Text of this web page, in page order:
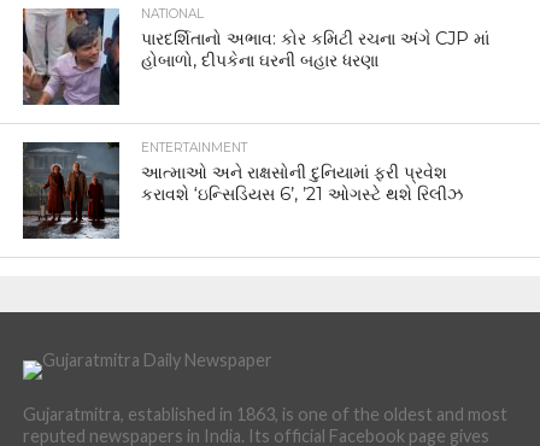
NATIONAL
પારદર્શિતાનો અભાવ: કોર કમિટી રચના અંગે CJP માં
હોબાળો, દીપકેના ઘરની બહાર ધરણા
ENTERTAINMENT
આત્માઓ અને રાક્ષસોની દુનિયામાં ફરી પ્રવેશ
કરાવશે ‘ઇન્સિડિયસ 6’, ’21 ઓગસ્ટે થશે રિલીઝ
Gujaratmitra, established in 1863, is one of the oldest and most
reputed newspapers in India. Its official Facebook page gives